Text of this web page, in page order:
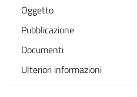
Oggetto
Pubblicazione
Documenti
Ulteriori informazioni